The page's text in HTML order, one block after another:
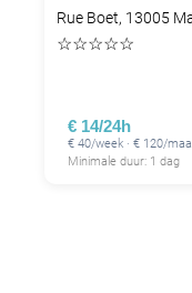
Rue Boet, 13005
☆☆☆☆☆
€ 14/24h
€ 40/week · € 120/
Minimale duur: 1 dag